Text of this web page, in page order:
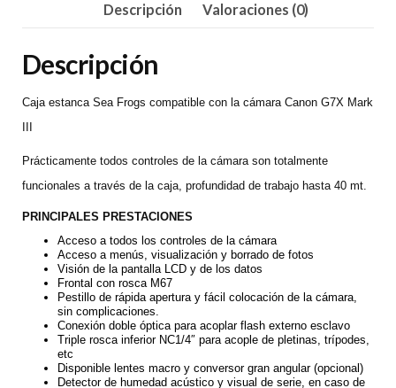
Descripción Valoraciones (0)
Descripción
Caja estanca Sea Frogs compatible con la cámara Canon G7X Mark
Prácticamente todos controles de la cámara son totalmente
funcionales a través de la caja, profundidad de trabajo hasta 40 mt.
PRINCIPALES PRESTACIONES
Acceso a todos los controles de la cámara
Acceso a menús, visualización y borrado de fotos
Visión de la pantalla LCD y de los datos
Frontal con rosca M67
Pestillo de rápida apertura y fácil colocación de la cámara,
sin complicaciones.
Conexión doble óptica para acoplar flash externo esclavo
Triple rosca inferior NC1/4″ para acople de pletinas, trípodes,
etc
Disponible lentes macro y conversor gran angular (opcional)
Detector de humedad acústico y visual de serie, en caso de